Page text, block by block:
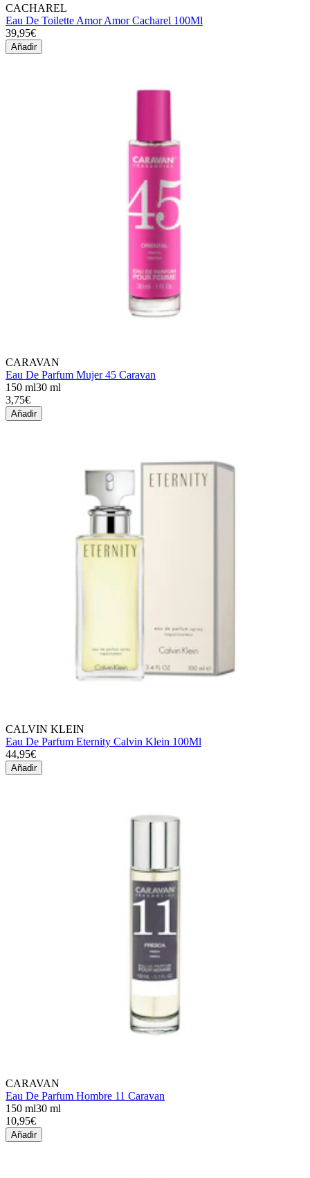
CACHAREL
Eau De Toilette Amor Amor Cacharel 100Ml
39,95€
Añadir
CARAVAN
Eau De Parfum Mujer 45 Caravan
150 ml30 ml
3,75€
Añadir
CALVIN KLEIN
Eau De Parfum Eternity Calvin Klein 100Ml
44,95€
Añadir
CARAVAN
Eau De Parfum Hombre 11 Caravan
150 ml30 ml
10,95€
Añadir